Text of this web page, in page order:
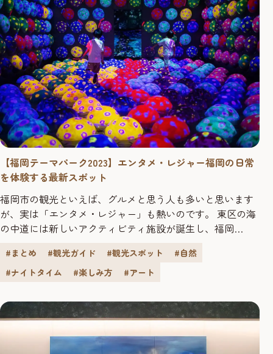
【福岡テーマパーク2023】エンタメ・レジャー福岡の日常
を体験する最新スポット
福岡市の観光といえば、グルメと思う人も多いと思います
が、実は「エンタメ・レジャー」も熱いのです。 東区の海
の中道には新しいアクティビティ施設が誕生し、福岡
ます。日本初の体験ができるエンタメ・レジャーも多数！
今回は、福岡市内のテーマパークに注目して、エンタメ・
紹介します。 ...
#まとめ #観光ガイド #観光スポット
#自然
#ナイトタイム
#楽しみ方 #アート